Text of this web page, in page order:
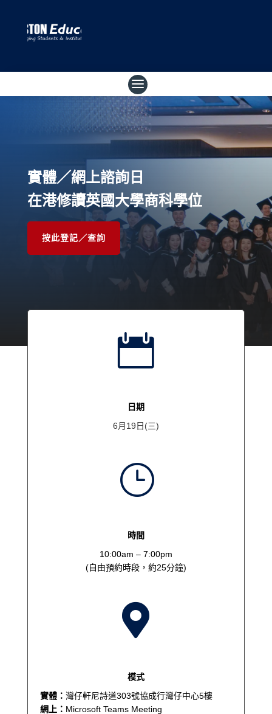
實體／網上諮詢日
在港修讀英國大學商科學位
按此登記／查詢

日期
6月19日(三)
}
時間
10:00am – 7:00pm
(自由預約時段，約25分鐘)

模式
實體： 灣仔軒尼詩道303號協成行灣仔中心5樓
網上： Microsoft Teams Meeting